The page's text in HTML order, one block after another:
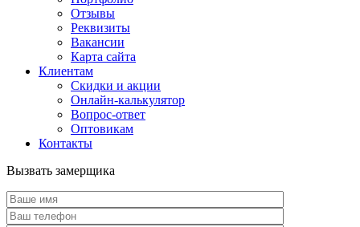
Отзывы
Реквизиты
Вакансии
Карта сайта
Клиентам
Скидки и акции
Онлайн-калькулятор
Вопрос-ответ
Оптовикам
Контакты
Вызвать замерщика